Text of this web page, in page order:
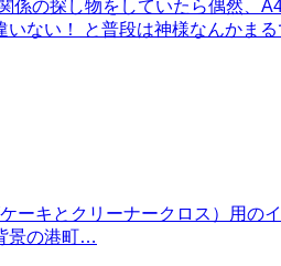
の探し物をしていたら偶然、
いない！ と普段は神様なんかま
ーキとクリーナークロス）用の
景の港町…